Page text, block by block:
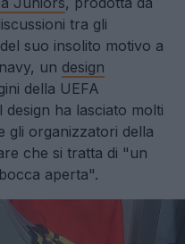
tra gli
suo insolito motivo a
un design
della UEFA
ha lasciato molti
gli organizzatori della
che si tratta di "un
aperta".